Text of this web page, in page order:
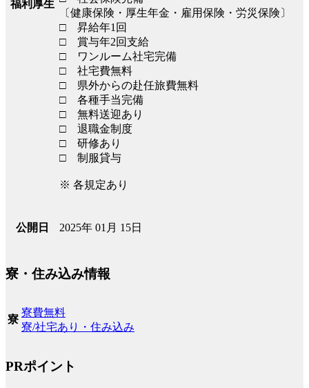
福利厚生
〔健康保険・厚生年金・雇用保険・労災保険〕
□ 昇給年1回
□ 賞与年2回支給
□ ワンルーム社宅完備
□ 社宅費無料
□ 県外からの赴任旅費無料
□ 各種手当完備
□ 無料送迎あり
□ 退職金制度
□ 研修あり
□ 制服貸与
※ 各規定あり
公開日 2025年 01月 15日
寮・住み込み情報
寮
寮費無料
寮/社宅あり・住み込み
PRポイント